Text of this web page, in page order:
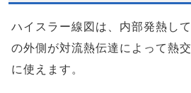
ハイスラー線図は、内部発熱し
の外側が対流熱伝達によって熱
に使えます。